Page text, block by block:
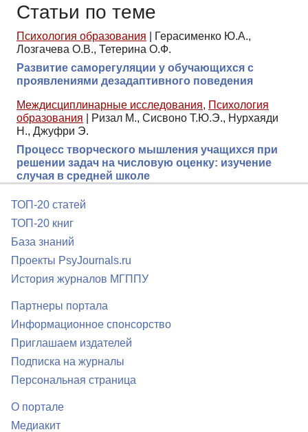
Статьи по теме
Психология образования
Герасименко Ю.А.,
Лозгачева О.В., Тетерина О.Ф.
Развитие саморегуляции у обучающихся с
проявлениями дезадаптивного поведения
Междисциплинарные исследования, Психология
образования
Ризал М., Сисвоно Т.Ю.Э., Нурхаяди
Н., Джуфри Э.
Процесс творческого мышления учащихся при
решении задач на числовую оценку: изучение
случая в средней школе
ТОП-20 статей
ТОП-20 книг
База знаний
Проекты PsyJournals.ru
История журналов МГППУ
Партнеры портала
Информационное спонсорство
Приглашаем издателей
Подписка на журналы
Персональная страница
О портале
Медиакит